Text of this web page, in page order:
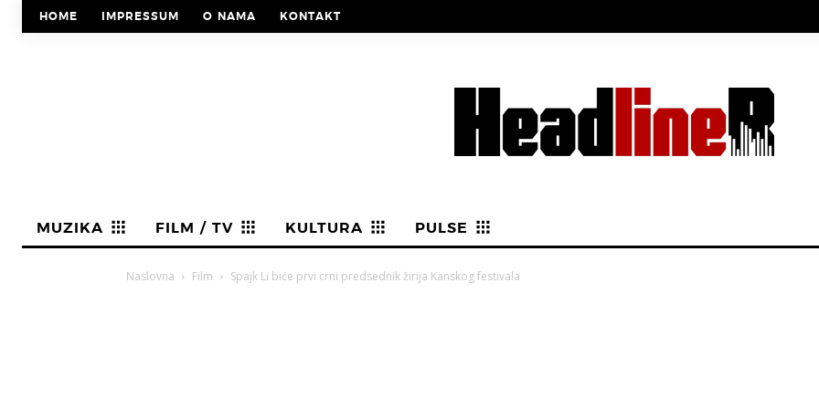
HOME IMPRESSUM O NAMA KONTAKT
MUZIKA FILM / TV KULTURA PULSE
Naslovna Film Spajk Li biće prvi crni predsednik žirija Kanskog festivala